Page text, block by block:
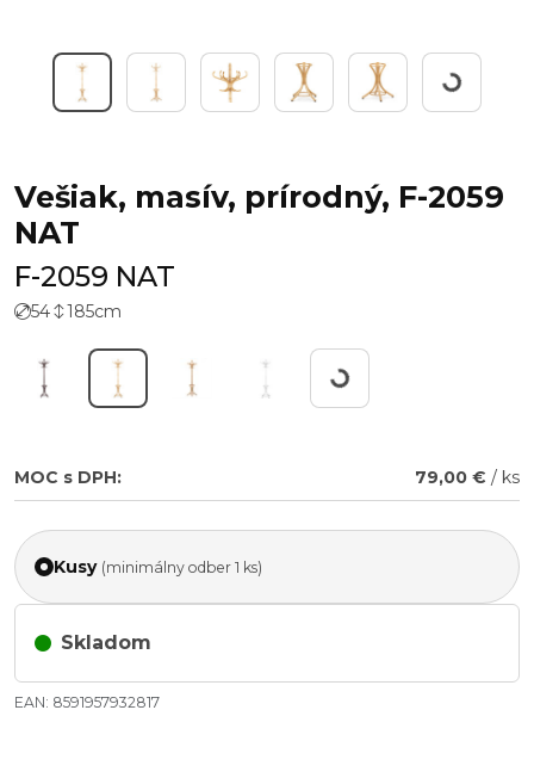
Working...
Vešiak, masív, prírodný, F-2059
NAT
F-2059 NAT
54 185cm
Working...
MOC s DPH: 79,00 € / ks
Kusy (minimálny odber 1 ks)
Skladom
EAN: 8591957932817